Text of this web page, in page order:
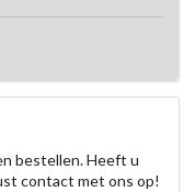
bestellen. Heeft u
contact met ons op!